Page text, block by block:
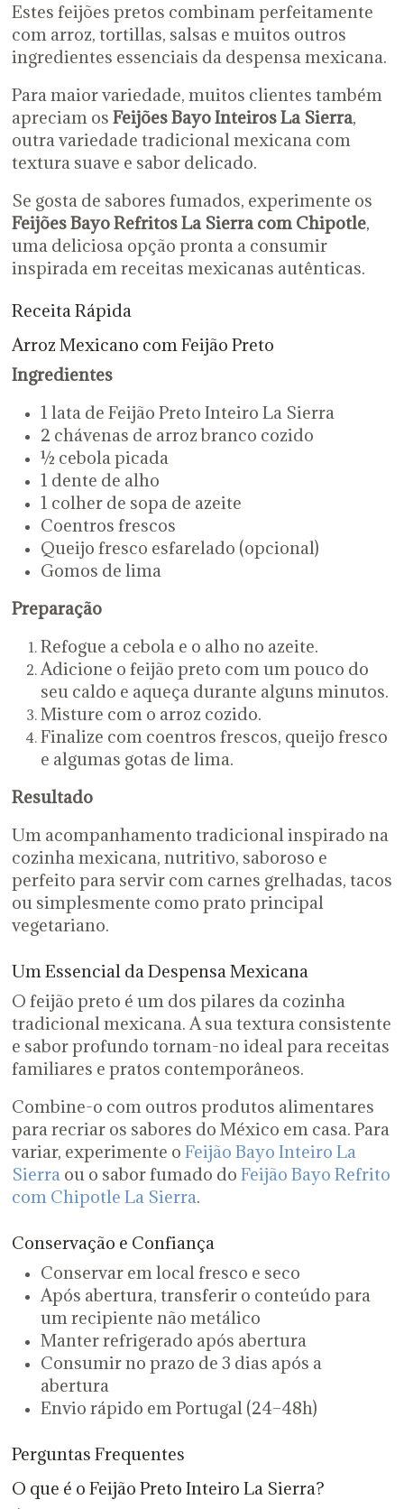
Estes feijões pretos combinam perfeitamente
com arroz, tortillas, salsas e muitos outros
ingredientes essenciais da despensa mexicana.
Para maior variedade, muitos clientes também
apreciam os Feijões Bayo Inteiros La Sierra,
outra variedade tradicional mexicana com
textura suave e sabor delicado.
Se gosta de sabores fumados, experimente os
Feijões Bayo Refritos La Sierra com Chipotle,
uma deliciosa opção pronta a consumir
inspirada em receitas mexicanas autênticas.
Receita Rápida
Arroz Mexicano com Feijão Preto
Ingredientes
1 lata de Feijão Preto Inteiro La Sierra
2 chávenas de arroz branco cozido
½ cebola picada
1 dente de alho
1 colher de sopa de azeite
Coentros frescos
Queijo fresco esfarelado (opcional)
Gomos de lima
Preparação
Refogue a cebola e o alho no azeite.
Adicione o feijão preto com um pouco do
seu caldo e aqueça durante alguns minutos.
Misture com o arroz cozido.
Finalize com coentros frescos, queijo fresco
e algumas gotas de lima.
Resultado
Um acompanhamento tradicional inspirado na
cozinha mexicana, nutritivo, saboroso e
perfeito para servir com carnes grelhadas, tacos
ou simplesmente como prato principal
vegetariano.
Um Essencial da Despensa Mexicana
O feijão preto é um dos pilares da cozinha
tradicional mexicana. A sua textura consistente
e sabor profundo tornam-no ideal para receitas
familiares e pratos contemporâneos.
Combine-o com outros produtos alimentares
para recriar os sabores do México em casa. Para
variar, experimente o Feijão Bayo Inteiro La
Sierra ou o sabor fumado do Feijão Bayo Refrito
com Chipotle La Sierra.
Conservação e Confiança
Conservar em local fresco e seco
Após abertura, transferir o conteúdo para
um recipiente não metálico
Manter refrigerado após abertura
Consumir no prazo de 3 dias após a
abertura
Envio rápido em Portugal (24–48h)
Perguntas Frequentes
O que é o Feijão Preto Inteiro La Sierra?